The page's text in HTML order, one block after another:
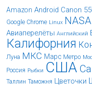
Amazon Android Canon
Google Chrome Linux NASA
Авиаперелёты Английский
Калифорния
Луна МКС Марс Метро
Россия Рыбки США
Таллин Таможня Цветочки